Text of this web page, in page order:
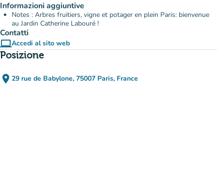
Informazioni aggiuntive
Notes : Arbres fruitiers, vigne et potager en plein Paris: bienvenue
au Jardin Catherine Labouré !
Contatti
computerAccedi al sito web
(nuova scheda)
Posizione
place 29 rue de Babylone, 75007 Paris, France
(apri in Google Maps)
(nuova scheda)